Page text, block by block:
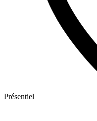
Présentiel